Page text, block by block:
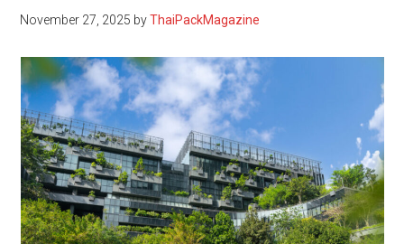
November 27, 2025 byThaiPackMagazine